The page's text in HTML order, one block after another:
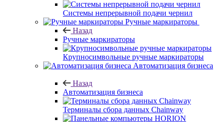
Системы непрерывной подачи чернил
Ручные маркираторы
Назад
Ручные маркираторы
Крупносимвольные ручные маркираторы
Автоматизация бизнеса
Назад
Автоматизация бизнеса
Терминалы сбора данных Chainway